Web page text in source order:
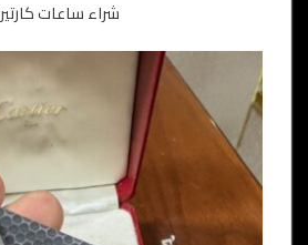
شراء ساعات كارتير